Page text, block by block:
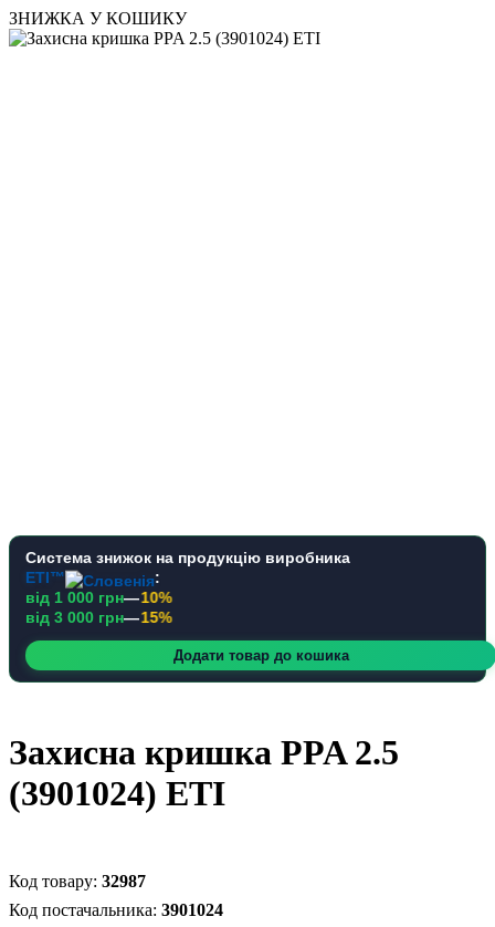
ЗНИЖКА У КОШИКУ
Система знижок на продукцію виробника
ETI™
:
від 1 000 грн—10%
від 3 000 грн—15%
Додати товар до кошика
Захисна кришка PPA 2.5
(3901024) ETI
32987
3901024